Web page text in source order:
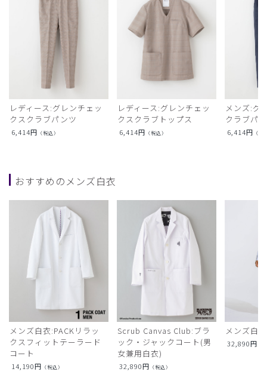
レディース:グレンチェッ
クスクラブパンツ
6,414円 （税込）
レディース:グレンチェッ
クスクラブトップス
6,414円 （税込）
メンズ:グ
クラブパ
6,414円 （税
おすすめのメンズ白衣
メンズ白衣:PACKリラッ
クスフィットテーラード
コート
14,190円 （税込）
Scrub Canvas Club:ブラ
ック・ジャックコート(男
女兼用白衣)
32,890円 （税込）
メンズ白
32,890円